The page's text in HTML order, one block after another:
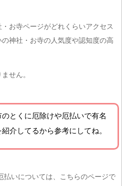
お寺ページがどれくらいアクセス
神社・お寺の人気度や認知度の高
せん。
のとくに厄除けや厄払いで有名
紹介 してるから参考にしてね。
いについては、こちらのページで